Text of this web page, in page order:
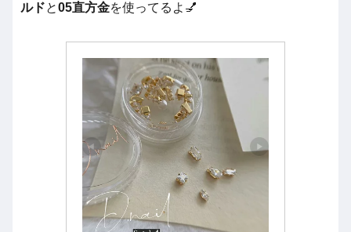
ルドと05直方金を使ってるよ💅